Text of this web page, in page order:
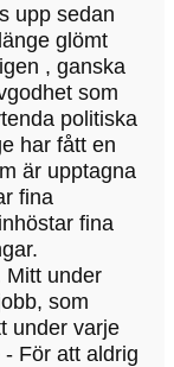
upp sedan
glömt
, ganska
som
politiska
har fått en
är upptagna
fina
fina
Mitt under
som
under varje
För att aldrig